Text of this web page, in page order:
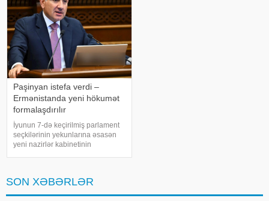
Paşinyan istefa verdi –
Ermənistanda yeni hökumət
formalaşdırılır
İyunun 7-də keçirilmiş parlament
seçkilərinin yekunlarına əsasən
yeni nazirlər kabinetinin
Ermənistanın Baş naziri Nikol
Paşinyanı
SON XƏBƏRLƏR